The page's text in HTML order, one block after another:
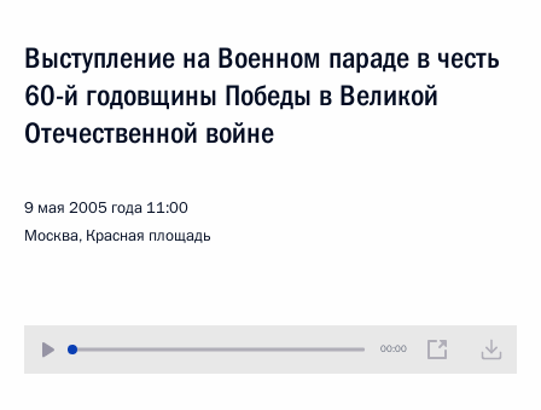
Выступление на Военном параде в честь
60-й годовщины Победы в Великой
Отечественной войне
9 мая 2005 года 11:00
Москва, Красная площадь
00:00